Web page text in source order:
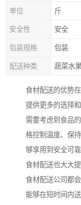
单位 斤
安全性 安全
包装规格 包装
配送种类 蔬菜水
食材配送的优势
提供更多的选择
需要考虑到食品
格控制温度、保
够享用到安全可靠
食材配送也大大
食材配送公司都
能够在短时间内